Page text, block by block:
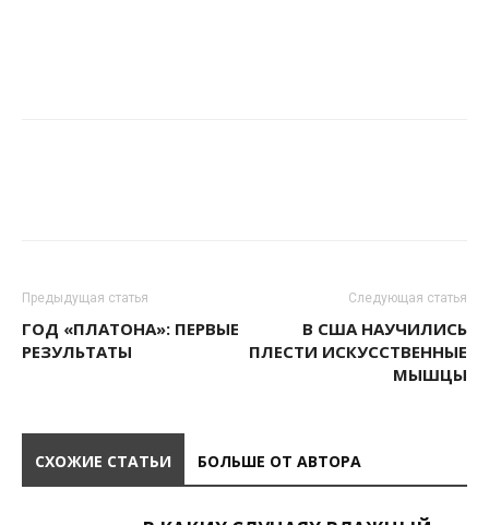
Предыдущая статья
ГОД «ПЛАТОНА»: ПЕРВЫЕ
РЕЗУЛЬТАТЫ
Следующая статья
В США НАУЧИЛИСЬ
ПЛЕСТИ ИСКУССТВЕННЫЕ
МЫШЦЫ
СХОЖИЕ СТАТЬИ БОЛЬШЕ ОТ АВТОРА